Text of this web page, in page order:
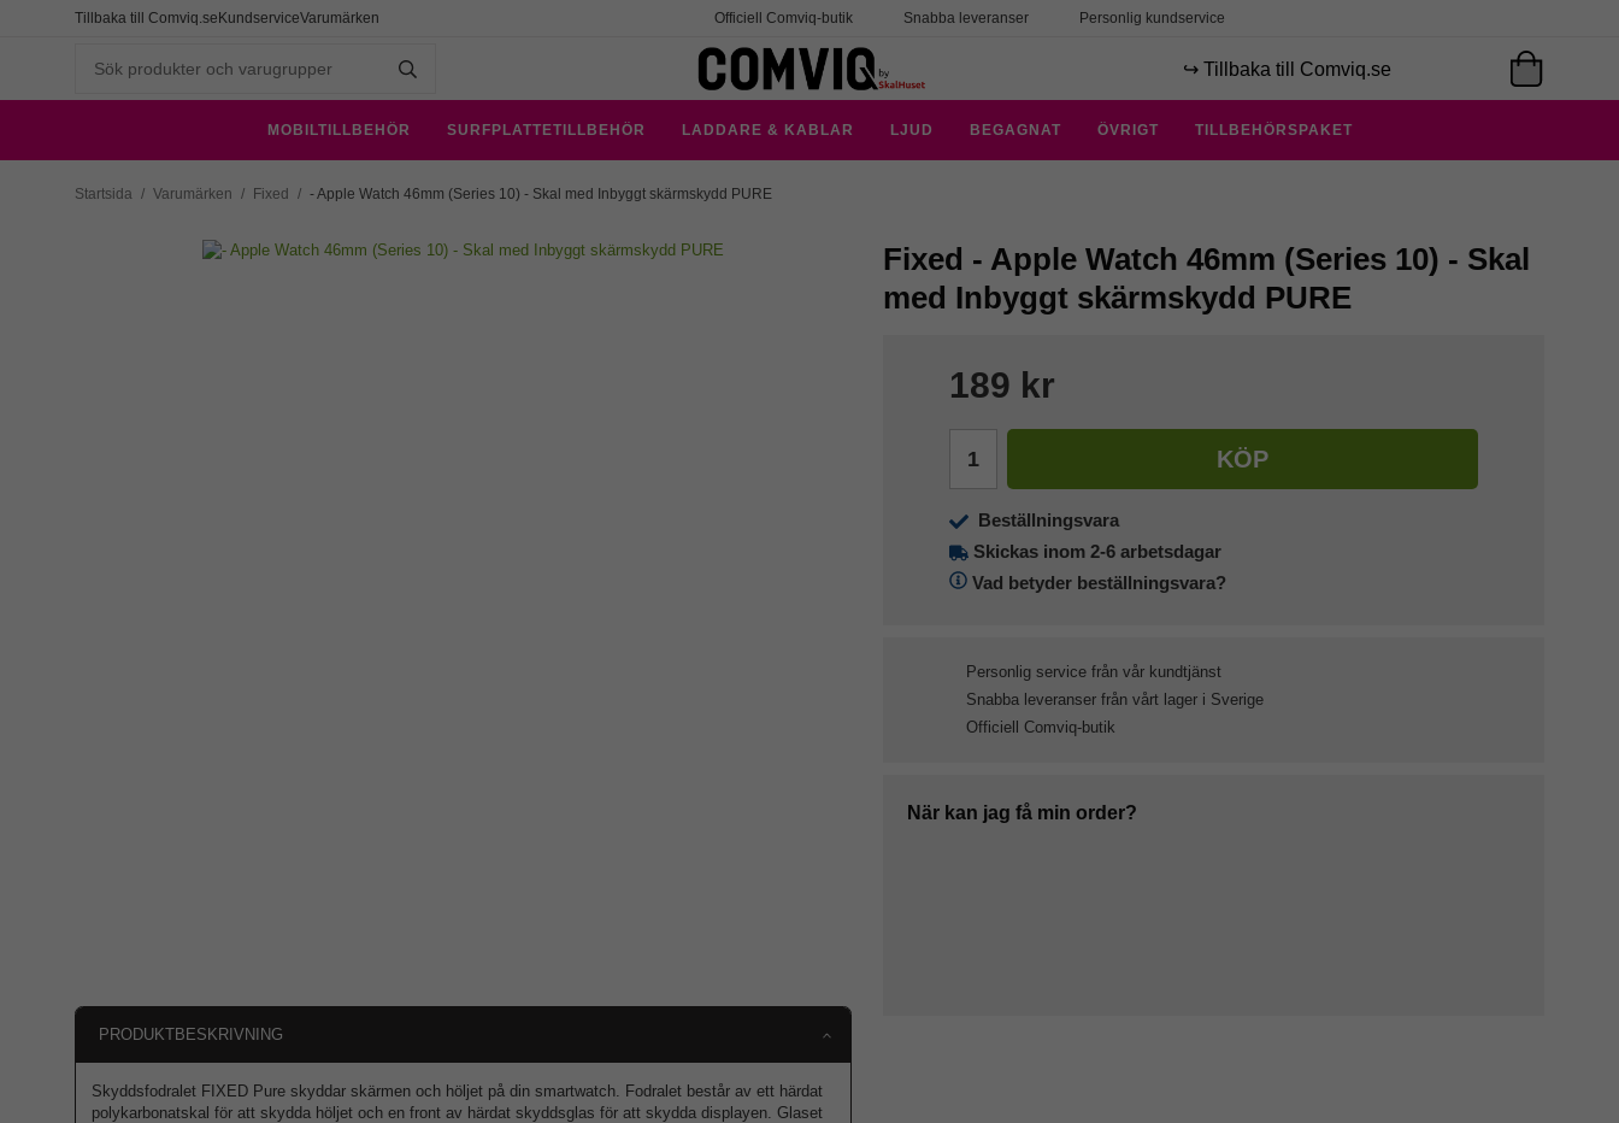
Tillbaka till Comviq.seKundserviceVarumärken Officiell Comviq-butik Snabba leveranser Personlig kundservice
↪️ Tillbaka till Comviq.se
MOBILTILLBEHÖR SURFPLATTETILLBEHÖR LADDARE & KABLAR LJUD BEGAGNAT ÖVRIGT TILLBEHÖRSPAKET
Startsida / Varumärken / Fixed / - Apple Watch 46mm (Series 10) - Skal med Inbyggt skärmskydd PURE
Fixed - Apple Watch 46mm (Series 10) - Skal
med Inbyggt skärmskydd PURE
189 kr
KÖP
Beställningsvara
Skickas inom 2-6 arbetsdagar
Vad betyder beställningsvara?
Personlig service från vår kundtjänst
Snabba leveranser från vårt lager i Sverige
Officiell Comviq-butik
När kan jag få min order?
PRODUKTBESKRIVNING
Skyddsfodralet FIXED Pure skyddar skärmen och höljet på din smartwatch. Fodralet består av ett härdat
polykarbonatskal för att skydda höljet och en front av härdat skyddsglas för att skydda displayen. Glaset